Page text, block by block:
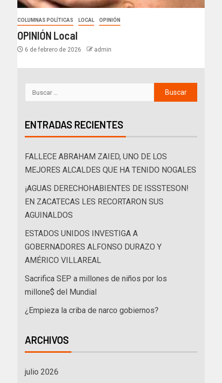
COLUMNAS POLÍTICAS LOCAL OPINIÓN
OPINIÓN Local
6 de febrero de 2026 admin
ENTRADAS RECIENTES
FALLECE ABRAHAM ZAIED, UNO DE LOS
MEJORES ALCALDES QUE HA TENIDO NOGALES
¡AGUAS DERECHOHABIENTES DE ISSSTESON!
EN ZACATECAS LES RECORTARON SUS
AGUINALDOS
ESTADOS UNIDOS INVESTIGA A
GOBERNADORES ALFONSO DURAZO Y
AMÉRICO VILLAREAL
Sacrifica SEP a millones de niños por los
millone$ del Mundial
¿Empieza la criba de narco gobiernos?
ARCHIVOS
julio 2026